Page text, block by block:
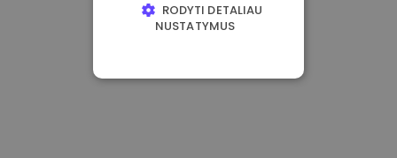
RODYTI DETALIAU
NUSTATYMUS